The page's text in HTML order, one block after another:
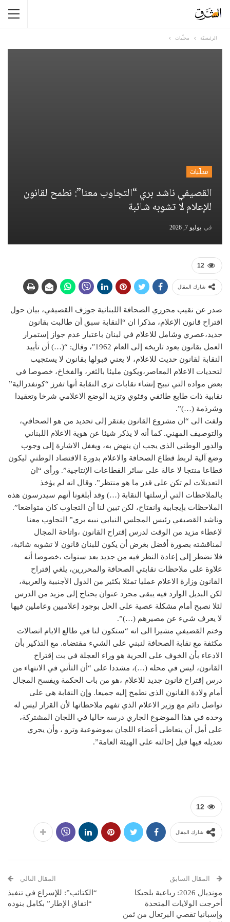
الرئيسيّة محلّيات
محلّيات
القصيفي ناشد بري “التجاوب معنا”: نطمح لقانون
للإعلام لا تشوبه شائبة
في يوليو 7, 2026
12
شارك المقال
صدر عن نقيب محرري الصحافة اللبنانية جوزف القصيفي، بيان حول
اقتراح قانون الإعلام، مذكرا ان “النقابة سبق أن طالبت بقانون
جديد،عصري وشامل للاعلام في لبنان باعتبار عدم جواز إستمرار
العمل بقانون يعود تاريخه إلى العام 1962″، وقال: “(…) أن تأييد
النقابة لقانون حديث للاعلام، لا يعني قبولها بقانون لا يستجيب
لتحديات الاعلام المعاصر،ويكون مليئا بالثغر، والفخاخ، خصوصا في
بعض مواده التي تبيح إنشاء نقابات ترى النقابة أنها تفرز “كونفدرالية”
نقابية ذات طابع طائفي وفئوي وتزيد الوضع الاعلامي شرخا وتعقيدا
وشرذمة (…)”.
ولفت الى “ان مشروع القانون يفتقر إلى تحديد من هو الصحافي،
والتوصيف المهني. كما أنه لا يذكر شيئا عن هوية الاعلام اللبناني
والدور الوطني الذي يجب ان ينهض به، ويغفل الاشارة إلى وجوب
وضع آلية لربط قطاع الصحافة والاعلام بدورة الاقتصاد الوطني ليكون
قطاعا منتجا لا عالة على سائر القطاعات الإنتاجية”. ورأى “ان
التعديلات لم تكن على قدر ما هو منتظر”. وقال انه لم يؤخذ
بالملاحظات التي أرسلتها النقابة (…) وقد أبلغونا أنهم سيدرسون هذه
الملاحظات بإيجابية وانفتاح، لكن تبين لنا أن التجاوب كان متواضعا”.
وناشد القصيفي رئيس المجلس النيابي نبيه بري” التجاوب معنا
لإعطاء مزيد من الوقت لدرس إقتراح القانون ،واتاحة المجال
لمناقشته بصورة أفضل بغرض أن يكون للبنان قانون لا تشوبه شائبة،
فلا نضطر إلى إعادة النظر فيه من جديد بعد سنوات ،خصوصا أنه
علاوة على ملاحظات نقابتي الصحافة والمحررين، يلغي إقتراح
القانون وزارة الاعلام عمليا تمثلا بكثير من الدول الأجنبية والعربية،
لكن البديل الوارد فيه يبقى مجرد عنوان يحتاج إلى مزيد من الدرس
لئلا نصبح أمام مشكلة عصية على الحل بوجود إعلاميين وعاملين فيها
لا يعرف شيء عن مصيرهم (…)”.
وختم القصيفي مشيرا الى انه “ستكون لنا في طالع الايام اتصالات
مكثفة مع نقابة الصحافة لنبني على الشيء مقتضاه. مع التذكير بأن
الادعاء بأن الخوف على الحرية هو وراء العجلة في بت إقتراح
القانون، ليس في محله (…)، مشددا على “أن التأني في الانتهاء من
درس إقتراح قانون جديد للاعلام ،هو من باب الحكمة ويفسح المجال
أمام ولادة القانون الذي نطمح إليه جميعا. وإن النقابة هي على
تواصل دائم مع وزير الاعلام الذي تفهم ملاحظاتها لأن القرار ليس له
وحده في هذا الموضوع الجاري درسه حاليا في اللجان المشتركة،
على أمل أن يتعاطى أعضاء اللجان بموضوعية وترو ، وأن يجري
تعديله فيها قبل إحالته على الهيئة العامة”.
12
شارك المقال
المقال السابق
مونديال 2026: رباعية بلجيكا
أخرجت الولايات المتحدة
وإسبانيا تقصي البرتغال من ثمن
المقال التالي
“الكتائب”: للإسراع في تنفيذ
“اتفاق الإطار” بكامل بنوده